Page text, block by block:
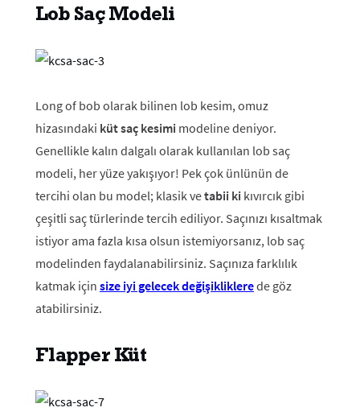
Lob Saç Modeli
Long of bob olarak bilinen lob kesim, omuz
hizasındaki küt saç kesimi modeline deniyor.
Genellikle kalın dalgalı olarak kullanılan lob saç
modeli, her yüze yakışıyor! Pek çok ünlünün de
tercihi olan bu model; klasik vetabii ki kıvırcık gibi
çeşitli saç türlerinde tercih ediliyor. Saçınızı kısaltmak
istiyor ama fazla kısa olsun istemiyorsanız, lob saç
modelinden faydalanabilirsiniz. Saçınıza farklılık
katmak için size iyi gelecek değişikliklerede göz
atabilirsiniz.
Flapper Küt